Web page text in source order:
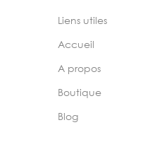
Liens utiles
Accueil
A propos
Boutique
Blog